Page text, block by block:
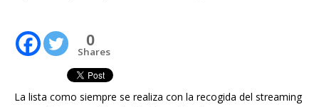
0
Shares
La lista como siempre se realiza con la recogida del streaming